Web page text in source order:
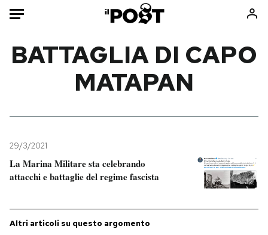
Mondo
Tecnologia
Internet
Economia
Libri
BATTAGLIA DI CAPO
MATAPAN
29/3/2021
La Marina Militare sta celebrando
attacchi e battaglie del regime fascista
Altri articoli su questo argomento